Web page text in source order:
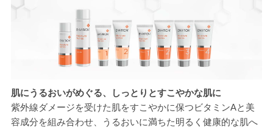
肌にうるおいがめぐる、しっとりとすこやかな肌に
紫外線ダメージを受けた肌をすこやかに保つビタミンAと美
容成分を組み合わせ、うるおいに満ちた明るく健康的な肌へ